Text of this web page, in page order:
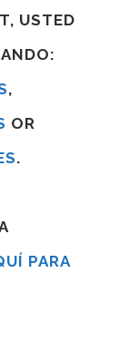
USTED
,
OR
.
PARA